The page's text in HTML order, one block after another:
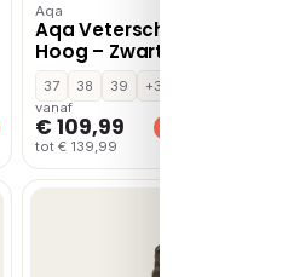
Aqa
Aqa Veterschoenen
Hoog – Zwart
37 38 39
+3
vanaf
€ 109,99
tot € 139,99